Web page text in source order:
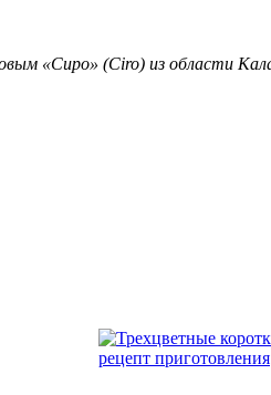
«Сиро» (Ciro) из области